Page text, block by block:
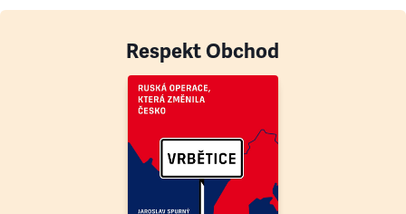
Respekt Obchod